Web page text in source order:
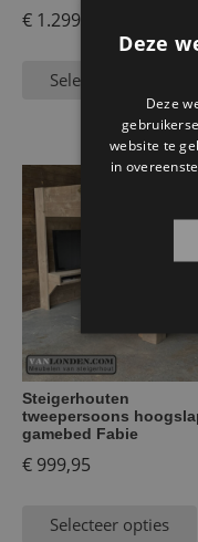
€ 1.299,95
Selecteer opties
Steigerhouten
tweepersoons
gamebed Fabie
€ 999,95
Selecteer opties
Deze
Deze
website te
in